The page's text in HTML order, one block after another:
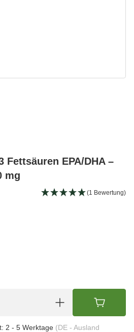
Fettsäuren EPA/DHA –
mg
(1 Bewertung)
2 - 5 Werktage (DE - Ausland